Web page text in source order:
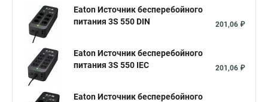
Eaton Источник бесперебойного
питания 3S 550 DIN
201,06 ₽
Eaton Источник бесперебойного
питания 3S 550 IEC
201,06 ₽
Eaton Источник бесперебойного